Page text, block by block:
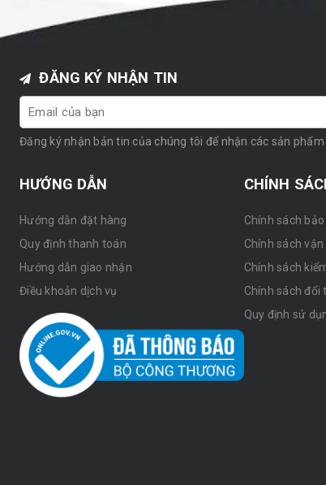
ĐĂNG KÝ NHẬN TIN
Đăng ký nhận bản tin của chúng tôi để nhận các sản
HƯỚNG DẪN
Hướng dẫn đặt hàng
Quy định thanh toán
Hướng dẫn giao nhận
Điều khoản dịch vụ
CHÍNH
Chính sách
Chính sách
Chính sách
Chính sách đổi
Quy định sử